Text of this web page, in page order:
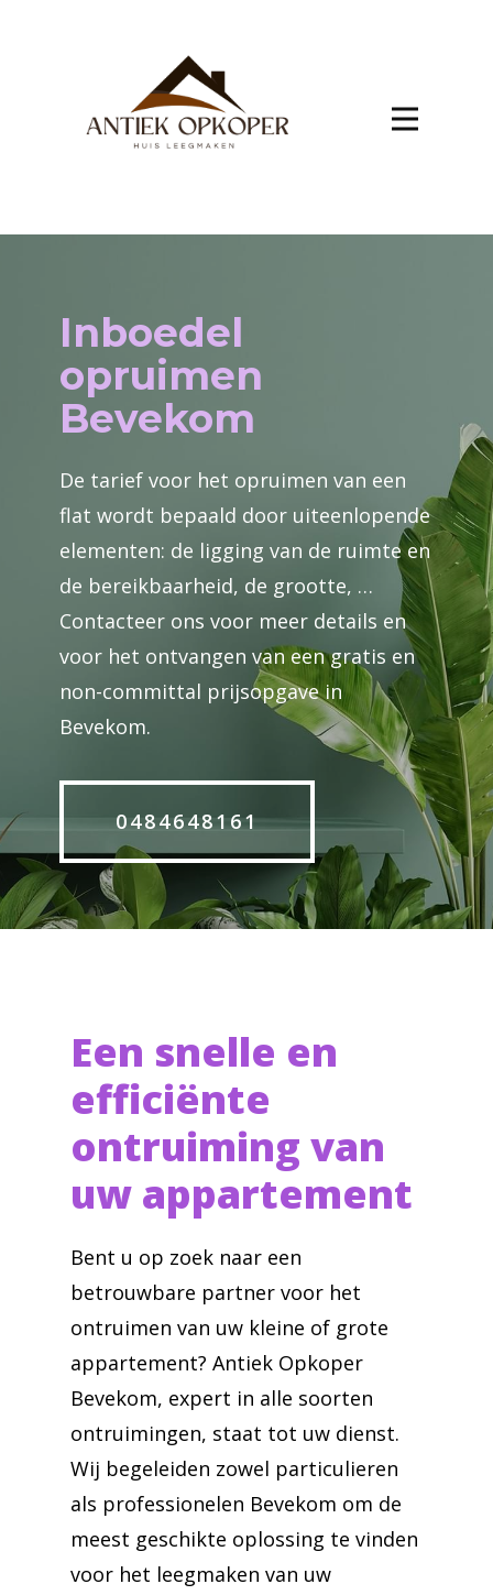
Inboedel
opruimen
Bevekom
De tarief voor het opruimen van een
flat wordt bepaald door uiteenlopende
elementen: de ligging van de ruimte en
de bereikbaarheid, de grootte, …
Contacteer ons voor meer details en
voor het ontvangen van een gratis en
non-committal prijsopgave in
Bevekom.
0484648161
Een snelle en
efficiënte
ontruiming van
uw appartement
Bent u op zoek naar een
betrouwbare partner voor het
ontruimen van uw kleine of grote
appartement? Antiek Opkoper
Bevekom, expert in alle soorten
ontruimingen, staat tot uw dienst.
Wij begeleiden zowel particulieren
als professionelen Bevekom om de
meest geschikte oplossing te vinden
voor het leegmaken van uw